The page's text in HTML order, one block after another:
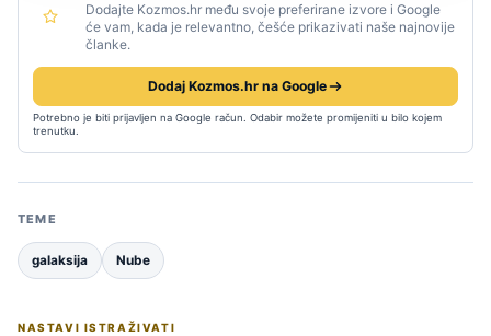
Dodajte Kozmos.hr među svoje preferirane izvore i Google
će vam, kada je relevantno, češće prikazivati naše najnovije
članke.
Dodaj Kozmos.hr na Google
Potrebno je biti prijavljen na Google račun. Odabir možete promijeniti u bilo kojem
trenutku.
TEME
galaksija Nube
NASTAVI ISTRAŽIVATI